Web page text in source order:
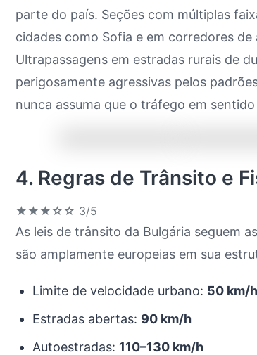
parte do país. Seções com múltiplas
cidades como Sofia e em corredores
Ultrapassagens em estradas rurais de
perigosamente agressivas pelos
nunca assuma que o tráfego em
4. Regras de Trânsito e
★★★☆☆ 3/5
As leis de trânsito da Bulgária seguem
são amplamente europeias em sua
Limite de velocidade urbano: 50 km/h
Estradas abertas: 90 km/h
Autoestradas: 110–130 km/h